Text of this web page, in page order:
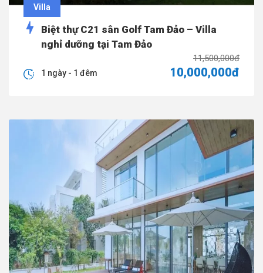
Villa
Biệt thự C21 sân Golf Tam Đảo – Villa
nghỉ dưỡng tại Tam Đảo
11,500,000đ
10,000,000đ
1 ngày - 1 đêm